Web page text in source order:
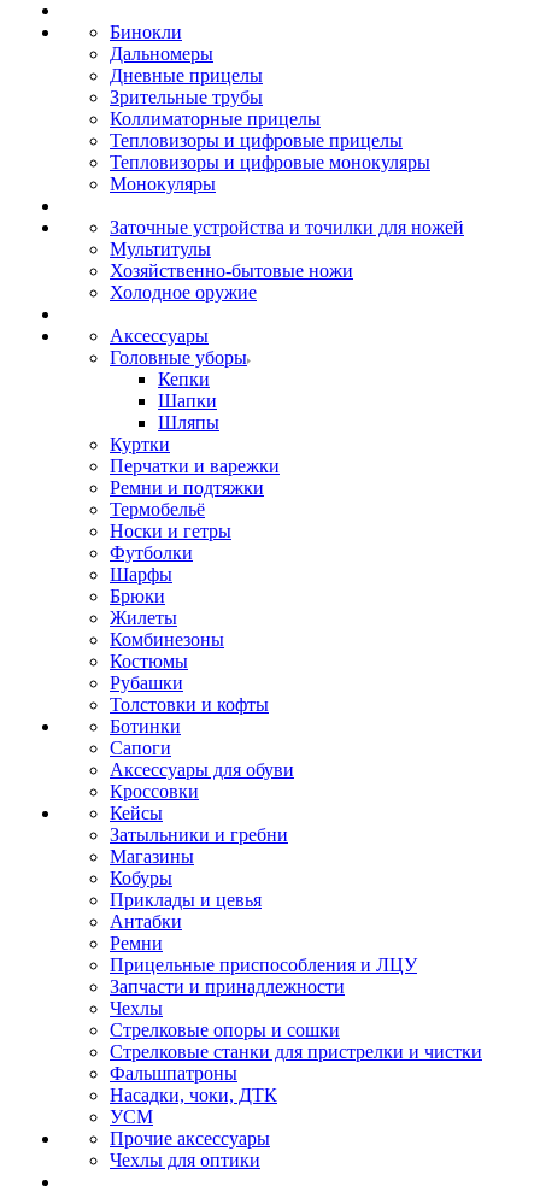
Бинокли
Дальномеры
Дневные прицелы
Зрительные трубы
Коллиматорные прицелы
Тепловизоры и цифровые прицелы
Тепловизоры и цифровые монокуляры
Монокуляры
Заточные устройства и точилки для ножей
Мультитулы
Хозяйственно-бытовые ножи
Холодное оружие
Аксессуары
Головные уборы
Кепки
Шапки
Шляпы
Куртки
Перчатки и варежки
Ремни и подтяжки
Термобельё
Носки и гетры
Футболки
Шарфы
Брюки
Жилеты
Комбинезоны
Костюмы
Рубашки
Толстовки и кофты
Ботинки
Сапоги
Аксессуары для обуви
Кроссовки
Кейсы
Затыльники и гребни
Магазины
Кобуры
Приклады и цевья
Антабки
Ремни
Прицельные приспособления и ЛЦУ
Запчасти и принадлежности
Чехлы
Стрелковые опоры и сошки
Стрелковые станки для пристрелки и чистки
Фальшпатроны
Насадки, чоки, ДТК
УСМ
Прочие аксессуары
Чехлы для оптики